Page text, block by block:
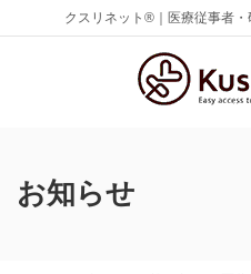
クスリネット®｜医療従事者
お知らせ